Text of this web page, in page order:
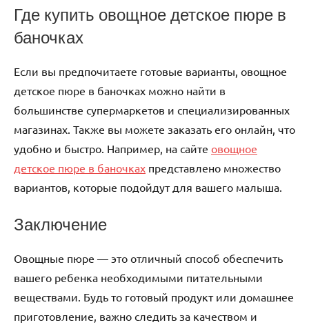
Где купить овощное детское пюре в
баночках
Если вы предпочитаете готовые варианты, овощное
детское пюре в баночках можно найти в
большинстве супермаркетов и специализированных
магазинах. Также вы можете заказать его онлайн, что
удобно и быстро. Например, на сайте овощное
детское пюре в баночках представлено множество
вариантов, которые подойдут для вашего малыша.
Заключение
Овощные пюре — это отличный способ обеспечить
вашего ребенка необходимыми питательными
веществами. Будь то готовый продукт или домашнее
приготовление, важно следить за качеством и